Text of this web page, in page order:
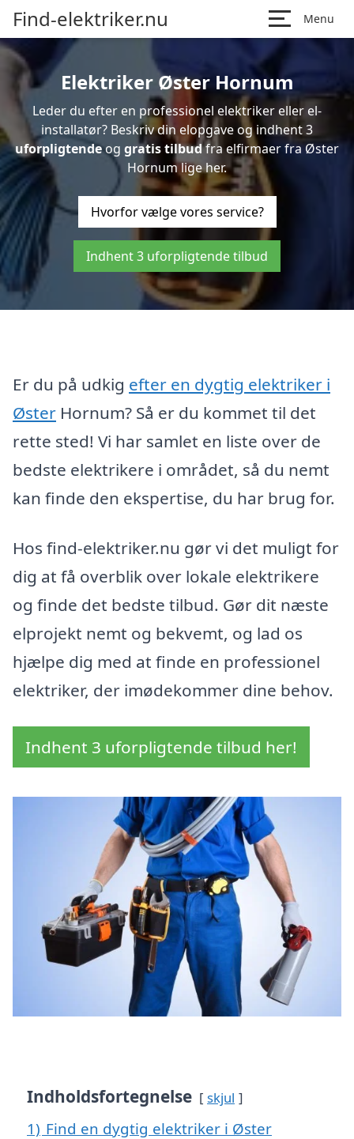
Find-elektriker.nu Menu
Elektriker Øster Hornum
Leder du efter en professionel elektriker eller el-
installatør? Beskriv din elopgave og indhent 3
uforpligtendeog gratis tilbudfra elfirmaer fra Øster
Hornum lige her.
Hvorfor vælge vores service?
Indhent 3 uforpligtende tilbud
Er du på udkig efter en dygtig elektriker i
Øster Hornum? Så er du kommet til det
rette sted! Vi har samlet en liste over de
bedste elektrikere i området, så du nemt
kan finde den ekspertise, du har brug for.
Hos find-elektriker.nu gør vi det muligt for
dig at få overblik over lokale elektrikere
og finde det bedste tilbud. Gør dit næste
elprojekt nemt og bekvemt, og lad os
hjælpe dig med at finde en professionel
elektriker, der imødekommer dine behov.
Indhent 3 uforpligtende tilbud her!
Indholdsfortegnelse skjul
1) Find en dygtig elektriker i Øster